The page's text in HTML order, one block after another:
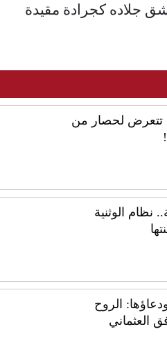
جلاده كجرادة مقيدة
تتعرض لحصار من
نظام الوثنية
الروح
العثماني